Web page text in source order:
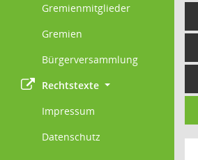
Gremienmitglieder
Gremien
Bürgerversammlung
Rechtstexte
Impressum
Datenschutz